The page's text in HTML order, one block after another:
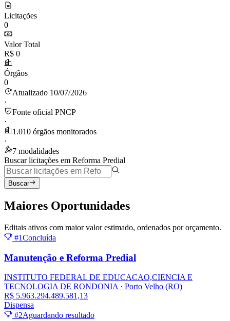
Licitações
0
Valor Total
R$ 0
Órgãos
0
Atualizado 10/07/2026
·
Fonte oficial PNCP
·
1.010 órgãos monitorados
·
7 modalidades
Buscar licitações em Reforma Predial
Buscar
Maiores Oportunidades
Editais ativos com maior valor estimado, ordenados por orçamento.
#1Concluída
Manutenção e Reforma Predial
INSTITUTO FEDERAL DE EDUCACAO,CIENCIA E
TECNOLOGIA DE RONDONIA · Porto Velho (RO)
R$ 5.963.294.489.581,13
Dispensa
#2Aguardando resultado